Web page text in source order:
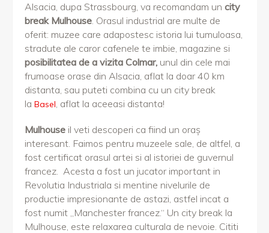
Alsacia, dupa Strassbourg, va recomandam un city
break Mulhouse. Orasul industrial are multe de
oferit: muzee care adapostesc istoria lui tumuloasa,
stradute ale caror cafenele te imbie, magazine si
posibilitatea de a vizita Colmar,unul din cele mai
frumoase orase din Alsacia, aflat la doar 40 km
distanta, sau puteti combina cu un city break
la Basel, aflat la aceeasi distanta!
Mulhouseil veti descoperi ca fiind un oraș
interesant. Faimos pentru muzeele sale, de altfel, a
fost certificat orasul artei si al istoriei de guvernul
francez. Acesta a fost un jucator important in
Revolutia Industriala si mentine nivelurile de
productie impresionante de astazi, astfel incat a
fost numit „Manchester francez.“ Un city break la
Mulhouse, este relaxarea culturala de nevoie. Cititi